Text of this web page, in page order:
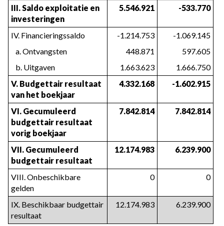
III. Saldo exploitatie en
investeringen
5.546.921 -533.770
IV. Financieringssaldo -1.214.753
-1.069.145
   a. Ontvangsten
448.871
597.605
   b. Uitgaven
1.663.623
1.666.750
V. Budgettair resultaat
van het boekjaar
4.332.168 -1.602.915
VI. Gecumuleerd
budgettair resultaat
vorig boekjaar
7.842.814 7.842.814
VII. Gecumuleerd
budgettair resultaat
12.174.983 6.239.900
VIII. Onbeschikbare
gelden
0 0
IX. Beschikbaar budgettair
resultaat
12.174.983 6.239.900